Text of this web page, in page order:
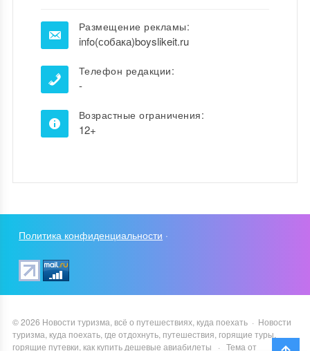
Размещение рекламы:
info(собака)boyslikeit.ru
Телефон редакции:
-
Возрастные ограничения:
12+
Политика конфиденциальности ·
©2026 Новости туризма, всё о путешествиях, куда поехать· Новости
туризма, куда поехать, где отдохнуть, путешествия, горящие туры,
горящие путевки, как купить дешевые авиабилеты
· Тема от